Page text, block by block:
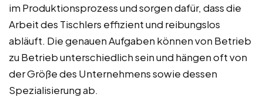
im Produktionsprozess und sorgen dafür, dass die
Arbeit des Tischlers effizient und reibungslos
abläuft. Die genauen Aufgaben können von Betrieb
zu Betrieb unterschiedlich sein und hängen oft von
der Größe des Unternehmens sowie dessen
Spezialisierung ab.